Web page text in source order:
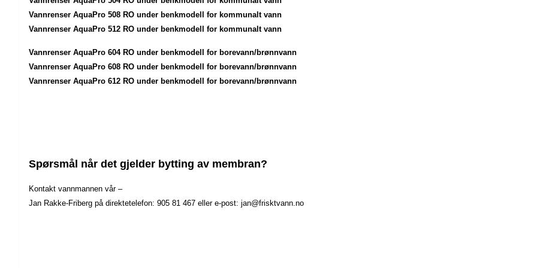
Vannrenser AquaPro 508 RO under benkmodell for kommunalt vann
Vannrenser AquaPro 512 RO under benkmodell for kommunalt vann
Vannrenser AquaPro 604 RO under benkmodell for borevann/brønnvann
Vannrenser AquaPro 608 RO under benkmodell for borevann/brønnvann
Vannrenser AquaPro 612 RO under benkmodell for borevann/brønnvann
Spørsmål når det gjelder bytting av membran?
Kontakt vannmannen vår –
Jan Rakke-Friberg på direktetelefon: 905 81 467 eller e-post: jan@frisktvann.no